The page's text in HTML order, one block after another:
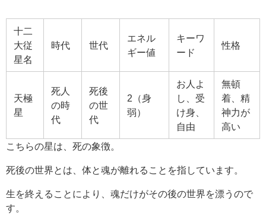
十二
大従
星名
時代 世代
エネル
ギー値
キーワ
ード
性格
天極
星
死人
の時
代
死後
の世
代
2（身
弱）
お人よ
し、受
け身、
自由
無頓
着、精
神力が
高い
こちらの星は、死の象徴。
死後の世界とは、体と魂が離れることを指しています。
生を終えることにより、魂だけがその後の世界を漂うので
す。